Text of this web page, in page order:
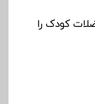
کودک را